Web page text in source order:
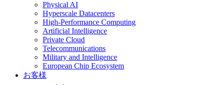
Physical AI
Hyperscale Datacenters
High-Performance Computing
Artificial Intelligence
Private Cloud
Telecommunications
Military and Intelligence
European Chip Ecosystem
お客様